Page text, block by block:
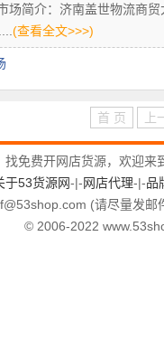
介：济南盖世物流商贸
(查看全文>>>)
首 页 上
找免费开网店货源，欢迎
于53货源网-|-网店代理-|-品
@53shop.com (请尽量发
© 2006-2022